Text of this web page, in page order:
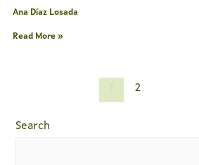
Ana Díaz Losada
Read More »
1 2
Search